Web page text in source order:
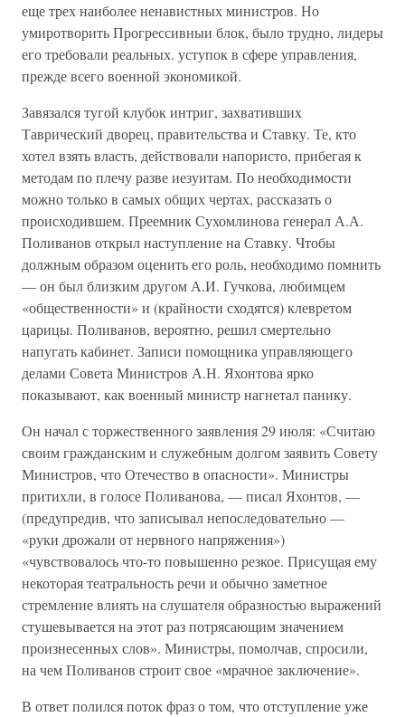
еще трех наиболее ненавистных министров. Но
умиротворить Прогрессивныи блок, было трудно, лидеры
его требовали реальных. уступок в сфере управления,
прежде всего военной экономикой.
Завязался тугой клубок интриг, захвативших
Таврический дворец, правительства и Ставку. Те, кто
хотел взять власть, действовали напористо, прибегая к
методам по плечу разве иезуитам. По необходимости
можно только в самых общих чертах, рассказать о
происходившем. Преемник Сухомлинова генерал А.А.
Поливанов открыл наступление на Ставку. Чтобы
должным образом оценить его роль, необходимо помнить
— он был близким другом А.И. Гучкова, любимцем
«общественности» и (крайности сходятся) клевретом
царицы. Поливанов, вероятно, решил смертельно
напугать кабинет. Записи помощника управляющего
делами Совета Министров А.Н. Яхонтова ярко
показывают, как военный министр нагнетал панику.
Он начал с торжественного заявления 29 июля: «Считаю
своим гражданским и служебным долгом заявить Совету
Министров, что Отечество в опасности». Министры
притихли, в голосе Поливанова, — писал Яхонтов, —
(предупредив, что записывал непоследовательно —
«руки дрожали от нервного напряжения»)
«чувствовалось что-то повышенно резкое. Присущая ему
некоторая театральность речи и обычно заметное
стремление влиять на слушателя образностью выражений
стушевывается на этот раз потрясающим значением
произнесенных слов». Министры, помолчав, спросили,
на чем Поливанов строит свое «мрачное заключение».
В ответ полился поток фраз о том, что отступление уже